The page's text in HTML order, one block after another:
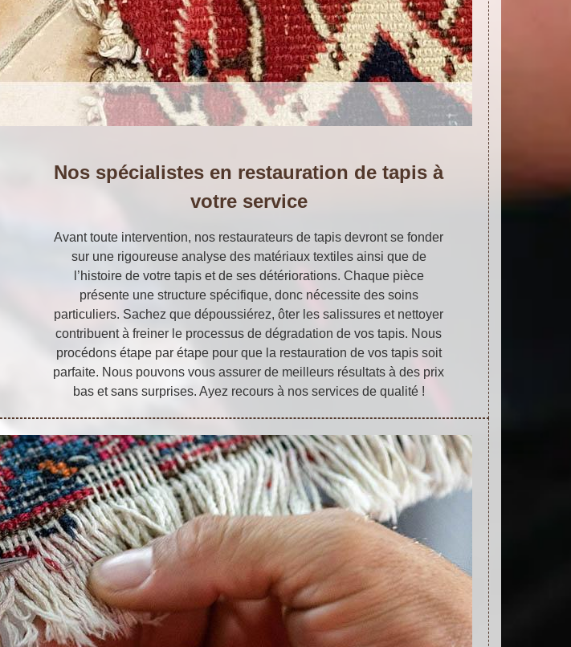
Nos spécialistes en restauration de tapis à
votre service
Avant toute intervention, nos restaurateurs de tapis devront se fonder
sur une rigoureuse analyse des matériaux textiles ainsi que de
l’histoire de votre tapis et de ses détériorations. Chaque pièce
présente une structure spécifique, donc nécessite des soins
particuliers. Sachez que dépoussiérez, ôter les salissures et nettoyer
contribuent à freiner le processus de dégradation de vos tapis. Nous
procédons étape par étape pour que la restauration de vos tapis soit
parfaite. Nous pouvons vous assurer de meilleurs résultats à des prix
bas et sans surprises. Ayez recours à nos services de qualité !